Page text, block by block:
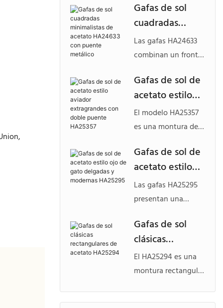
Gafas de sol
cuadradas
minimalistas de
acetato
puente metálico
Las gafas HA24633
combinan un frontal
con un puente
metálico refinado y
patillas finas,
ofreciendo un
sofisticado.
Diseñadas para
marcas que buscan
gafas de sol de
personalizadas con
una estética
minimalista.
Gafas de sol de
acetato estilo
aviador
extragrandes
puente HA25357
El modelo HA25357
es una montura de
estilo aviador con
un llamativo puente
doble y marcadas
líneas geométricas.
marcas que buscan
gafas de sol de
acetato
personalizadas y
con un toque
Gafas de sol de
acetato estilo
ojo de gato
delgadas y
HA25295
Las gafas HA25295
presentan una
gato definida con
una montura de
acetato delgada y
esculpida, que les
Gafas de sol
clásicas
rectangulares
de acetato
El HA25294 es una
montura rectangular
limpias, diseñada